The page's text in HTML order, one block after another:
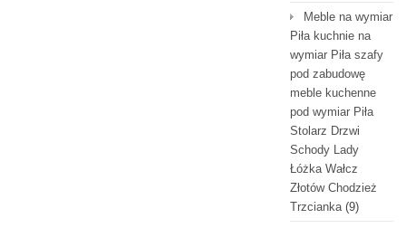
Meble na wymiar
Piła kuchnie na
wymiar Piła szafy
pod zabudowę
meble kuchenne
pod wymiar Piła
Stolarz Drzwi
Schody Lady
Łóżka Wałcz
Złotów Chodzież
Trzcianka(9)